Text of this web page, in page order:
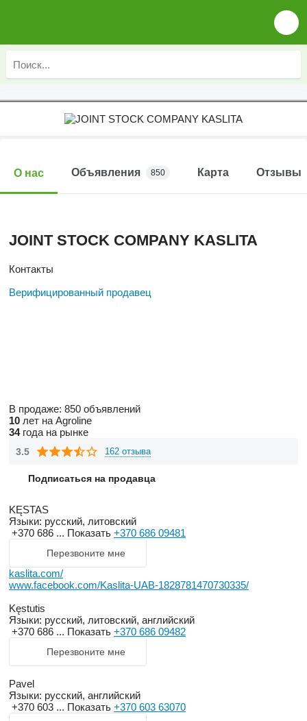
О нас Объявления 850 Карта Отзывы
JOINT STOCK COMPANY KASLITA
Контакты
Верифицированный продавец
В продаже: 850 объявлений
10 лет на Agroline
34года на рынке
3.5 162 отзыва
Подписаться на продавца
KĘSTAS
Языки: русский, литовский
+370 686 ... Показать +370 686 09481
Перезвоните мне
kaslita.com/
www.facebook.com/Kaslita-UAB-1828781470730335/
Kęstutis
Языки: русский, литовский, английский
+370 686 ... Показать +370 686 09482
Перезвоните мне
Pavel
Языки: русский, английский
+370 603 ... Показать +370 603 63070